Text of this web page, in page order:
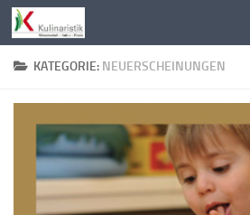
Zum Inhalt springen
KATEGORIE: NEUERSCHEINUNGEN